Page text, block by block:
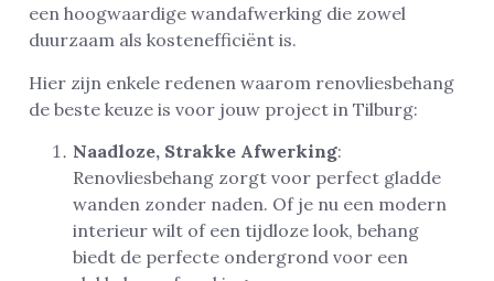
een hoogwaardige wandafwerking die zowel
duurzaam als kostenefficiënt is.
Hier zijn enkele redenen waarom renovliesbehang
de beste keuze is voor jouw project in Tilburg:
Naadloze, Strakke Afwerking:
Renovliesbehang zorgt voor perfect gladde
wanden zonder naden. Of je nu een modern
interieur wilt of een tijdloze look, behang
biedt de perfecte ondergrond voor een